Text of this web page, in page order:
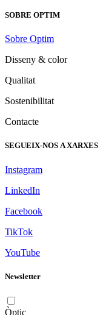
SOBRE OPTIM
Sobre Optim
Disseny & color
Qualitat
Sostenibilitat
Contacte
SEGUEIX-NOS A XARXES
Instagram
LinkedIn
Facebook
TikTok
YouTube
Newsletter
Òptic